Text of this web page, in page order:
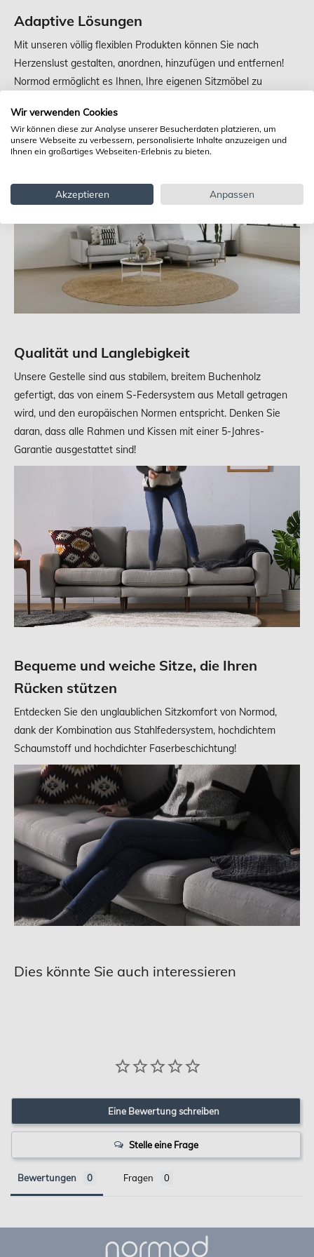
Adaptive Lösungen
Mit unseren völlig flexiblen Produkten können Sie nach
Herzenslust gestalten, anordnen, hinzufügen und entfernen!
Normod ermöglicht es Ihnen, Ihre eigenen Sitzmöbel zu
ist, dass Sie Ihre Einrichtung so oft ändern können, wie Sie
möchten.
Qualität und Langlebigkeit
Unsere Gestelle sind aus stabilem, breitem Buchenholz
gefertigt, das von einem S-Federsystem aus Metall getragen
wird, und den europäischen Normen entspricht. Denken Sie
daran, dass alle Rahmen und Kissen mit einer 5-Jahres-
Garantie ausgestattet sind!
Bequeme und weiche Sitze, die Ihren
Rücken stützen
Entdecken Sie den unglaublichen Sitzkomfort von Normod,
dank der Kombination aus Stahlfedersystem, hochdichtem
Schaumstoff und hochdichter Faserbeschichtung!
Dies könnte Sie auch interessieren
Eine Bewertung schreiben
Stelle eine Frage
Bewertungen Fragen
Wir verwenden Cookies
Wir können diese zur Analyse unserer Besucherdaten platzieren, um
unsere Webseite zu verbessern, personalisierte Inhalte anzuzeigen und
Ihnen ein großartiges Webseiten-Erlebnis zu bieten.
Akzeptieren Anpassen